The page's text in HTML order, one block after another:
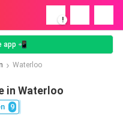
!
app 📲
Waterloo
in Waterloo
9